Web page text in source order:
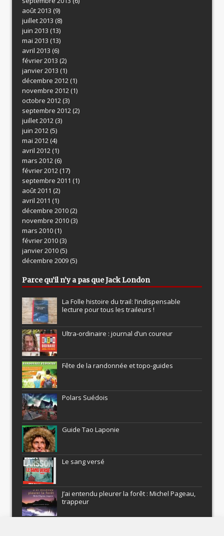
août 2013 (9)
juillet 2013 (8)
juin 2013 (13)
mai 2013 (13)
avril 2013 (6)
février 2013 (2)
janvier 2013 (1)
décembre 2012(1)
novembre 2012(1)
octobre 2012(3)
septembre 2012(2)
juillet 2012(3)
juin 2012(5)
mai 2012(4)
avril 2012(1)
mars 2012(6)
février 2012(17)
septembre 2011 (1)
août 2011 (2)
avril 2011 (1)
décembre 2010(2)
novembre 2010(3)
mars 2010(1)
février 2010(3)
janvier 2010(5)
décembre 2009(5)
Parce qu’il n’y a pas que Jack London
La Folle histoire du trail: l’indispensable
lecture pour tous les traileurs !
Ultra-ordinaire : journal d’un coureur
Fête de la randonnée et topo-guides
Polars Suédois
Guide Tao Laponie
Le sang versé
J’ai entendu pleurer la forêt : Michel Pageau,
trappeur